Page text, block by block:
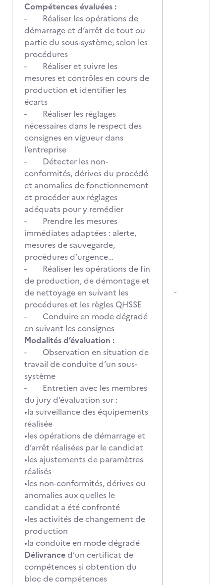
Compétences évaluées :
- Réaliser les opérations de
démarrage et d’arrêt de tout ou
partie du sous-système, selon les
procédures
- Réaliser et suivre les
mesures et contrôles en cours de
production et identifier les
écarts
- Réaliser les réglages
nécessaires dans le respect des
consignes en vigueur dans
l’entreprise
- Détecter les non-
conformités, dérives du procédé
et anomalies de fonctionnement
et procéder aux réglages
adéquats pour y remédier
- Prendre les mesures
immédiates adaptées : alerte,
mesures de sauvegarde,
procédures d’urgence…
- Réaliser les opérations de fin
de production, de démontage et
de nettoyage en suivant les
procédures et les règles QHSSE
- Conduire en mode dégradé
en suivant les consignes
Modalités d’évaluation :
- Observation en situation de
travail de conduite d’un sous-
système
- Entretien avec les membres
du jury d’évaluation sur :
•la surveillance des équipements
réalisée
•les opérations de démarrage et
d’arrêt réalisées par le candidat
•les ajustements de paramètres
réalisés
•les non-conformités, dérives ou
anomalies aux quelles le
candidat a été confronté
•les activités de changement de
production
•la conduite en mode dégradé
Délivranced’un certificat de
compétences si obtention du
bloc de compétences
-